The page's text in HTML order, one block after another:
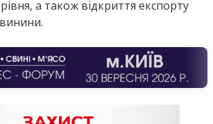
а також відкриття експорту